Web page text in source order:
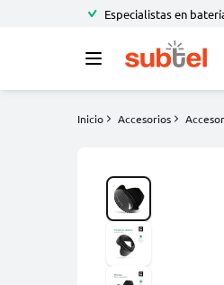
Especialistas en
Inicio Accesorios